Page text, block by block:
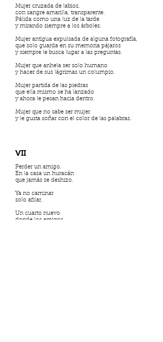
Mujer cruzada de labios,
con sangre amarilla, transparente.
Pálida como una luz de la tarde
y mirando siempre a los árboles.
Mujer antigua expulsada de alguna fotografía,
que solo guarda en su memoria pájaros
y siempre le busca lugar a las preguntas.
Mujer que anhela ser solo humano
y hacer de sus lágrimas un columpio.
Mujer partida de las piedras
que ella mismo se ha lanzado
y ahora le pesan hacia dentro.
Mujer que no sabe ser mujer
y le gusta soñar con el color de las palabras.
VII
Perder un amigo.
En la casa un huracán
que jamás se deshizo.
Ya no caminar
solo afilar.
Un cuarto nuevo
donde los amigos